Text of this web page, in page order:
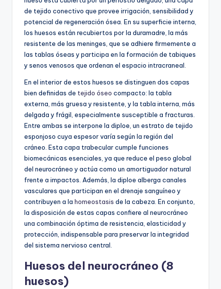
de tejido conectivo que provee irrigación, sensibilidad y
potencial de regeneración ósea. En su superficie interna,
los huesos están recubiertos por la duramadre, la más
resistente de las meninges, que se adhiere firmemente a
las tablas óseas y participa en la formación de tabiques
y senos venosos que ordenan el espacio intracraneal.
En el interior de estos huesos se distinguen dos capas
bien definidas de tejido óseo compacto: la tabla
externa, más gruesa y resistente, y la tabla interna, más
delgada y frágil, especialmente susceptible a fracturas.
Entre ambas se interpone la diploe, un estrato de tejido
esponjoso cuya espesor varía según la región del
cráneo. Esta capa trabecular cumple funciones
biomecánicas esenciales, ya que reduce el peso global
del neurocráneo y actúa como un amortiguador natural
frente a impactos. Además, la diploe alberga canales
vasculares que participan en el drenaje sanguíneo y
contribuyen a la homeostasis de la cabeza. En conjunto,
la disposición de estas capas confiere al neurocráneo
una combinación óptima de resistencia, elasticidad y
protección, indispensable para preservar la integridad
del sistema nervioso central.
Huesos del neurocráneo (8
huesos)